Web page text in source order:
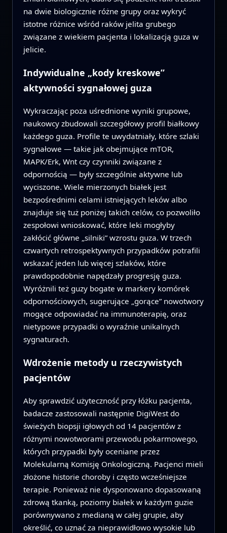
na dwie biologicznie różne grupy oraz wykryć
istotne różnice wśród raków jelita grubego
związane z wiekiem pacjenta i lokalizacją guza w
jelicie.
Indywidualne „kody kreskowe”
aktywności sygnałowej guza
Wykraczając poza uśrednione wyniki grupowe,
naukowcy zbudowali szczegółowy profil białkowy
każdego guza. Profile te uwydatniały, które szlaki
sygnałowe — takie jak obejmujące mTOR,
MAPK/Erk, Wnt czy czynniki związane z
odpornością — były szczególnie aktywne lub
wyciszone. Wiele mierzonych białek jest
bezpośrednimi celami istniejących leków albo
znajduje się tuż poniżej takich celów, co pozwoliło
zespołowi wnioskować, które leki mogłyby
zakłócić główne „silniki” wzrostu guza. W trzech
czwartych retrospektywnych przypadków potrafili
wskazać jeden lub więcej szlaków, które
prawdopodobnie napędzały progresję guza.
Wyróżnili też guzy bogate w markery komórek
odpornościowych, sugerujące „gorące” nowotwory
mogące odpowiadać na immunoterapię, oraz
nietypowe przypadki o wyraźnie unikalnych
sygnaturach.
Wdrożenie metody u rzeczywistych
pacjentów
Aby sprawdzić użyteczność przy łóżku pacjenta,
badacze zastosowali następnie DigiWest do
świeżych biopsji igłowych od 14 pacjentów z
różnymi nowotworami przewodu pokarmowego,
których przypadki były oceniane przez
Molekularną Komisję Onkologiczną. Pacjenci mieli
złożone historie choroby i często wcześniejsze
terapie. Ponieważ nie dysponowano dopasowaną
zdrową tkanką, poziomy białek w każdym guzie
porównywano z medianą w całej grupie, aby
określić, co uznać za nieprawidłowo wysokie lub